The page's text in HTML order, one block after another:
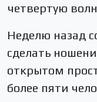
четвертую
Неделю назад
сделать
открытом
более пяти